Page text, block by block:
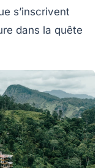
s’inscrivent
dans la quête